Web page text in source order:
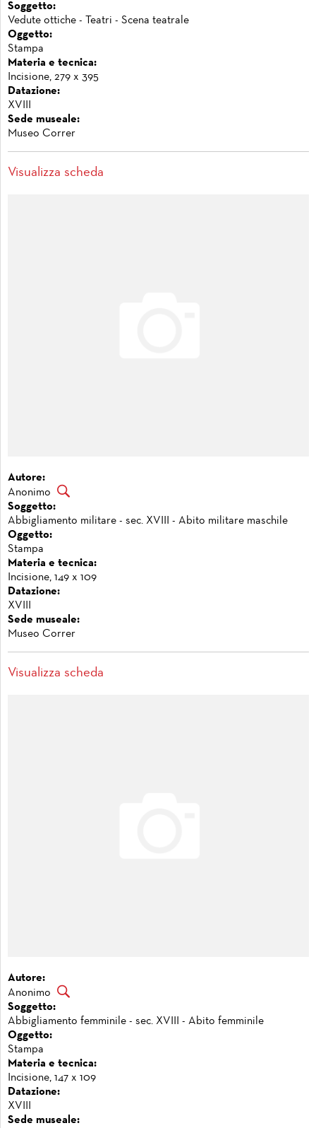
Soggetto:
Vedute ottiche - Teatri - Scena teatrale
Oggetto:
Stampa
Materia e tecnica:
Incisione, 279 x 395
Datazione:
XVIII
Sede museale:
Museo Correr
Visualizza scheda
Autore:
Anonimo
Soggetto:
Abbigliamento militare - sec. XVIII - Abito militare maschile
Oggetto:
Stampa
Materia e tecnica:
Incisione, 149 x 109
Datazione:
XVIII
Sede museale:
Museo Correr
Visualizza scheda
Autore:
Anonimo
Soggetto:
Abbigliamento femminile - sec. XVIII - Abito femminile
Oggetto:
Stampa
Materia e tecnica:
Incisione, 147 x 109
Datazione:
XVIII
Sede museale: